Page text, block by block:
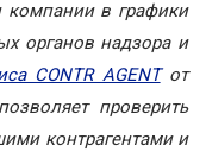
компании в графики
органов надзора и
CONTR AGENTот
проверить
контрагентами и